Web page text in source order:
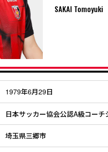
SAKAI Tomoyuki
1979年6月29日
日本サッカー協会公認A級コーチ
埼玉県三郷市